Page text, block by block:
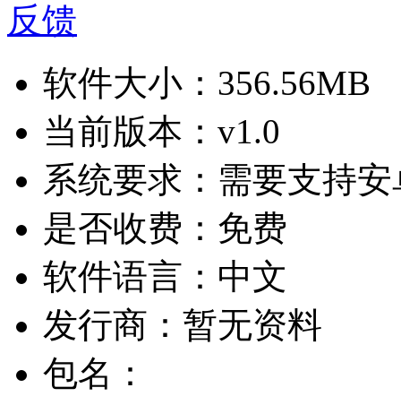
反馈
软件大小： 356.56MB
当前版本： v1.0
系统要求： 需要支持
是否收费： 免费
软件语言： 中文
发行商： 暂无资料
包名：